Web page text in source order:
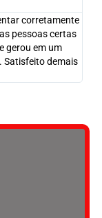
corretamente
pessoas certas
gerou em um
Satisfeito demais